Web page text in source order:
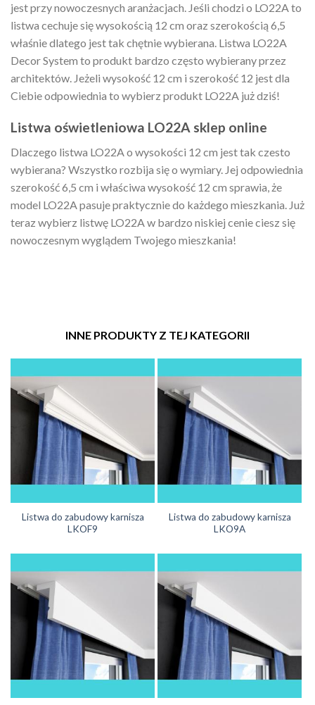
jest przy nowoczesnych aranżacjach. Jeśli chodzi o LO22A to
listwa cechuje się wysokością 12 cm oraz szerokością 6,5
właśnie dlatego jest tak chętnie wybierana. Listwa LO22A
Decor System to produkt bardzo często wybierany przez
architektów. Jeżeli wysokość 12 cm i szerokość 12 jest dla
Ciebie odpowiednia to wybierz produkt LO22A już dziś!
Listwa oświetleniowa LO22A sklep online
Dlaczego listwa LO22A o wysokości 12 cm jest tak czesto
wybierana? Wszystko rozbija się o wymiary. Jej odpowiednia
szerokość 6,5 cm i właściwa wysokość 12 cm sprawia, że
model LO22A pasuje praktycznie do każdego mieszkania. Już
teraz wybierz listwę LO22A w bardzo niskiej cenie ciesz się
nowoczesnym wyglądem Twojego mieszkania!
INNE PRODUKTY Z TEJ KATEGORII
Listwa do zabudowy karnisza
LKOF9
Listwa do zabudowy karnisza
LKO9A